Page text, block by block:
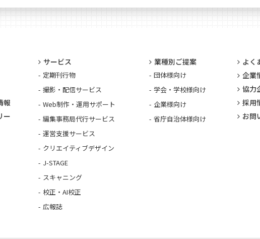
報
ー
サービス
定期刊行物
撮影・配信サービス
Web制作・運用サポート
編集事務局代行サービス
運営支援サービス
クリエイティブデザイン
J-STAGE
スキャニング
校正・AI校正
広報誌
業種別ご提案
団体様向け
学会・学校様向け
企業様向け
省庁自治体様向け
よく
企業
協力
採用
お問